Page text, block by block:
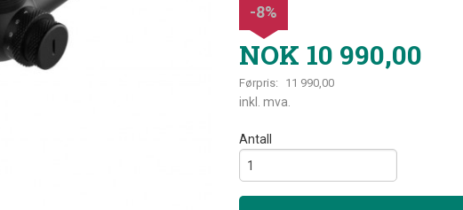
NOK 10 990,00
Førpris: 11 990,00
Rabatt
-8%
inkl. mva.
Antall